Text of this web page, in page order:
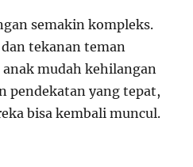
semakin kompleks.
tekanan teman
anak mudah kehilangan
pendekatan yang tepat,
bisa kembali muncul.